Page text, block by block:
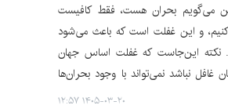
می‌گویم بحران هست، فقط کافیست
و این غفلت است که باعث می‌شود
نکته این‌جاست که غفلت اساس جهان
غافل نباشد نمی‌تواند با وجود بحران‌ها
۱۴۰۵-۰۳-۲۰ ۱۲:۵۷